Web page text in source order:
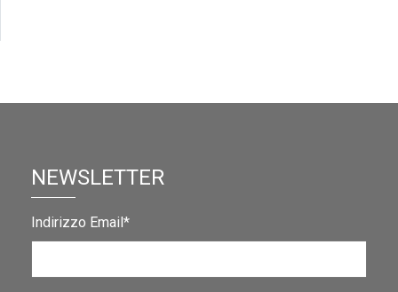
NEWSLETTER
Indirizzo Email*